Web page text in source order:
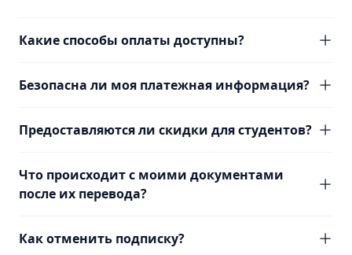
Какие способы оплаты доступны?
Безопасна ли моя платежная информация?
Предоставляются ли скидки для студентов?
Что происходит с моими документами
после их перевода?
Как отменить подписку?